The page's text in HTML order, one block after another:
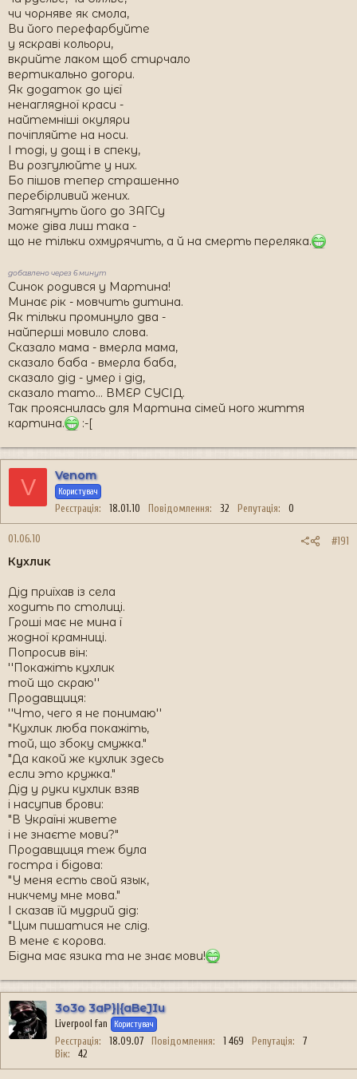
чи чорняве як смола,
Ви його перефарбуйте
у яскраві кольори,
вкрийте лаком щоб стирчало
вертикально догори.
Як додаток до цієї
ненаглядної краси -
найтемніші окуляри
почіпляйте на носи.
І тоді, у дощ і в спеку,
Ви розгулюйте у них.
Бо пішов тепер страшенно
перебірливий жених.
Затягнуть його до ЗАГСу
може діва лиш така -
що не тільки охмурячить, а й на смерть переляка.
добавлено через 6 минут
Синок родився у Мартина!
Минає рік - мовчить дитина.
Як тільки проминуло два -
найперші мовило слова.
Сказало мама - вмерла мама,
сказало баба - вмерла баба,
сказало дід - умер і дід,
сказало тато... ВМЕР СУСІД.
Так прояснилась для Мартина сімей ного життя
картина.
:-[
V Venom
Користувач
Реєстрація 18.01.10 Повідомлення 32 Репутація 0
01.06.10 #191
Кухлик
Дід приїхав із села
ходить по столиці.
Гроші має не мина ї
жодної крамниці.
Попросив він:
''Покажіть кухлик
той що скраю''
Продавщиця:
''Что, чего я не понимаю''
"Кухлик люба покажіть,
той, що збоку смужка."
"Да какой же кухлик здесь
если это кружка."
Дід у руки кухлик взяв
і насупив брови:
"В Україні живете
і не знаєте мови?"
Продавщиця теж була
гостра і бідова:
"У меня есть свой язык,
никчему мне мова."
І сказав їй мудрий дід:
"Цим пишатися не слід.
В мене є корова.
Бідна має язика та не знає мови!
3o3o 3aP}|{aBeJIu
Liverpool fan Користувач
Реєстрація 18.09.07 Повідомлення 1 469 Репутація
7
Вік
42